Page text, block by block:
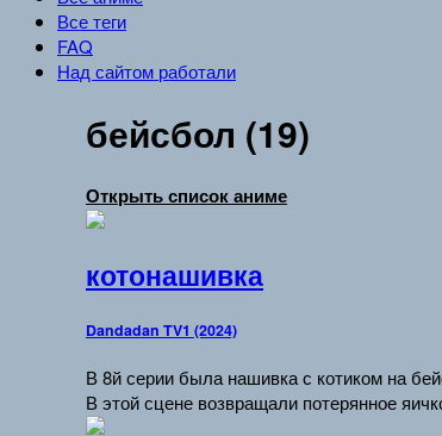
Все теги
FAQ
Над сайтом работали
бейсбол (19)
Открыть список аниме
котонашивка
Dandadan TV1 (2024)
В 8й серии была нашивка с котиком на
В этой сцене возвращали потерянное